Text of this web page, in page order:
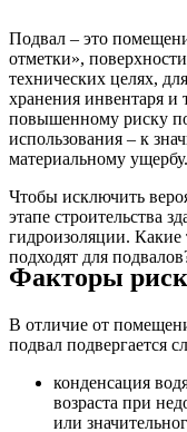
Подвал – это
отметки»,
технических целях,
хранения инвентаря и
повышенному риску
использования – к
материальному ущербу.
Чтобы исключить
этапе строительства
гидроизоляции.
подходят для
Факторы
В отличие от
подвал подвергается
конденсация
возраста при
или